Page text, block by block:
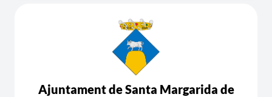
Ajuntament de Santa Margarida de